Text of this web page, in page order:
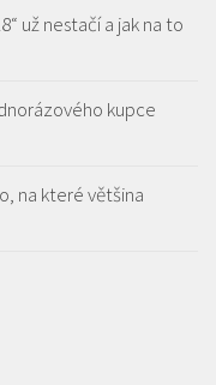
už nestačí a jak na to
kupce
na které většina